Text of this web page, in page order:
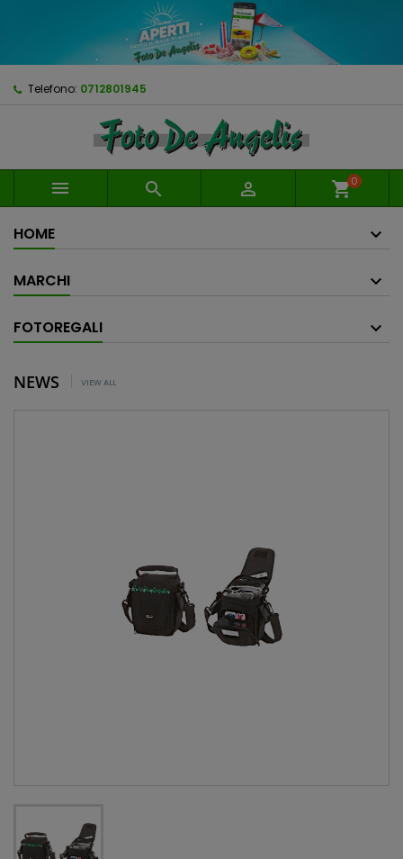
Telefono: 0712801945
   shopping_cart0
HOME
MARCHI
FOTOREGALI
NEWS VIEW ALL